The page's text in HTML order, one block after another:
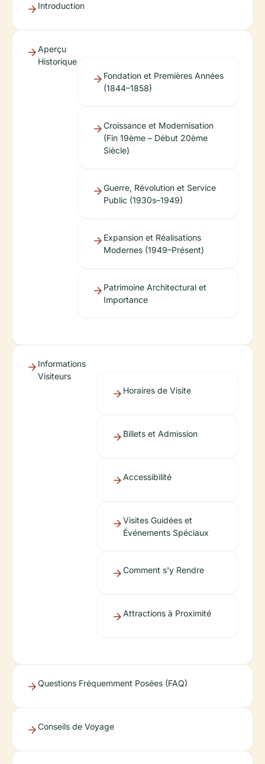
Introduction
Aperçu
Historique
Fondation et Premières Années
(1844–1858)
Croissance et Modernisation
(Fin 19ème – Début 20ème
Siècle)
Guerre, Révolution et Service
Public (1930s–1949)
Expansion et Réalisations
Modernes (1949–Présent)
Patrimoine Architectural et
Importance
Informations
Visiteurs
Horaires de Visite
Billets et Admission
Accessibilité
Visites Guidées et
Événements Spéciaux
Comment s'y Rendre
Attractions à Proximité
Questions Fréquemment Posées (FAQ)
Conseils de Voyage